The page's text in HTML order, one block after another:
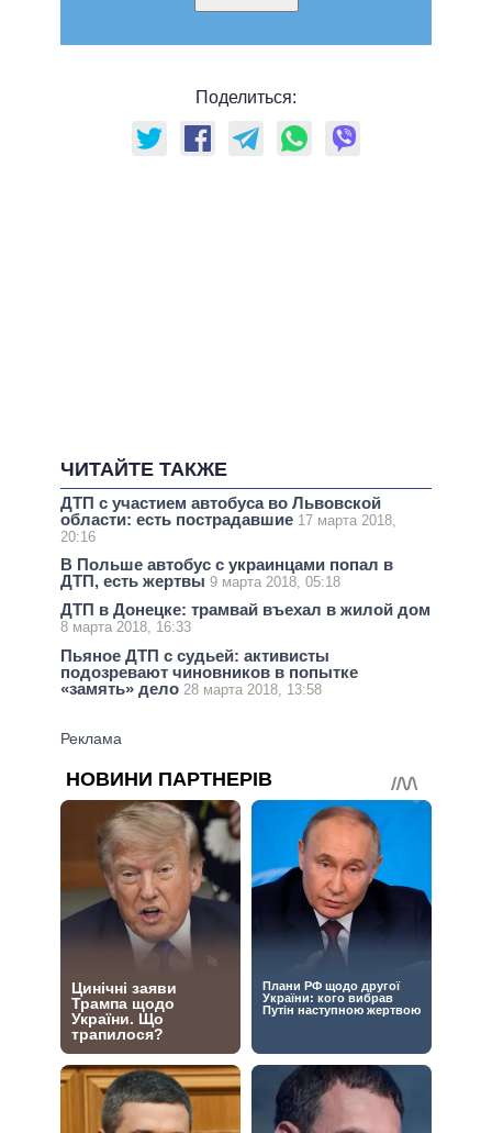
Поделиться:
ЧИТАЙТЕ ТАКЖЕ
ДТП с участием автобуса во Львовской
области: есть пострадавшие 17 марта 2018,
20:16
В Польше автобус с украинцами попал в
ДТП, есть жертвы 9 марта 2018, 05:18
ДТП в Донецке: трамвай въехал в жилой дом
8 марта 2018, 16:33
Пьяное ДТП с судьей: активисты
подозревают чиновников в попытке
«замять» дело 28 марта 2018, 13:58